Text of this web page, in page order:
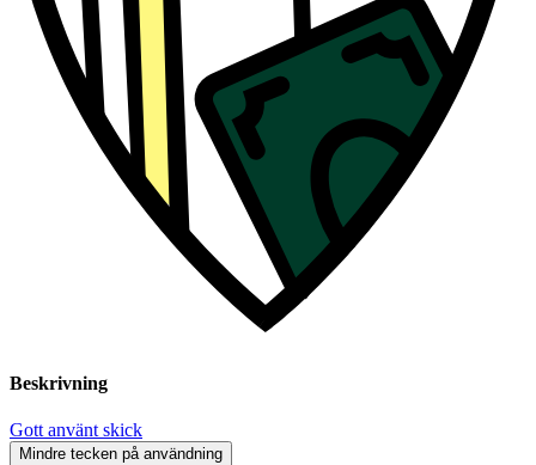
Beskrivning
Gott använt skick
Mindre tecken på användning